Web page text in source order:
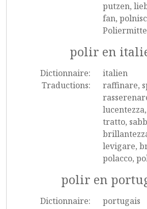
putzen,
fan,
polir en
Dictionnaire:
italien
Traductions:
raffinare,
tratto,
levigare,
polacco,
polir en
Dictionnaire:
portugais